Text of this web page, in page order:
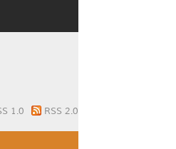
1.0 RSS 2.0